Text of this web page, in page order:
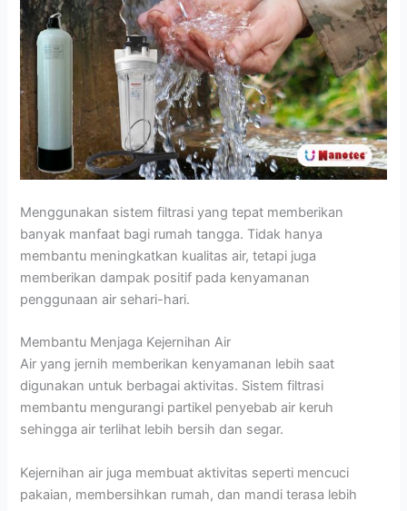
Menggunakan sistem filtrasi yang tepat memberikan
banyak manfaat bagi rumah tangga. Tidak hanya
membantu meningkatkan kualitas air, tetapi juga
memberikan dampak positif pada kenyamanan
penggunaan air sehari-hari.
Membantu Menjaga Kejernihan Air
Air yang jernih memberikan kenyamanan lebih saat
digunakan untuk berbagai aktivitas. Sistem filtrasi
membantu mengurangi partikel penyebab air keruh
sehingga air terlihat lebih bersih dan segar.
Kejernihan air juga membuat aktivitas seperti mencuci
pakaian, membersihkan rumah, dan mandi terasa lebih